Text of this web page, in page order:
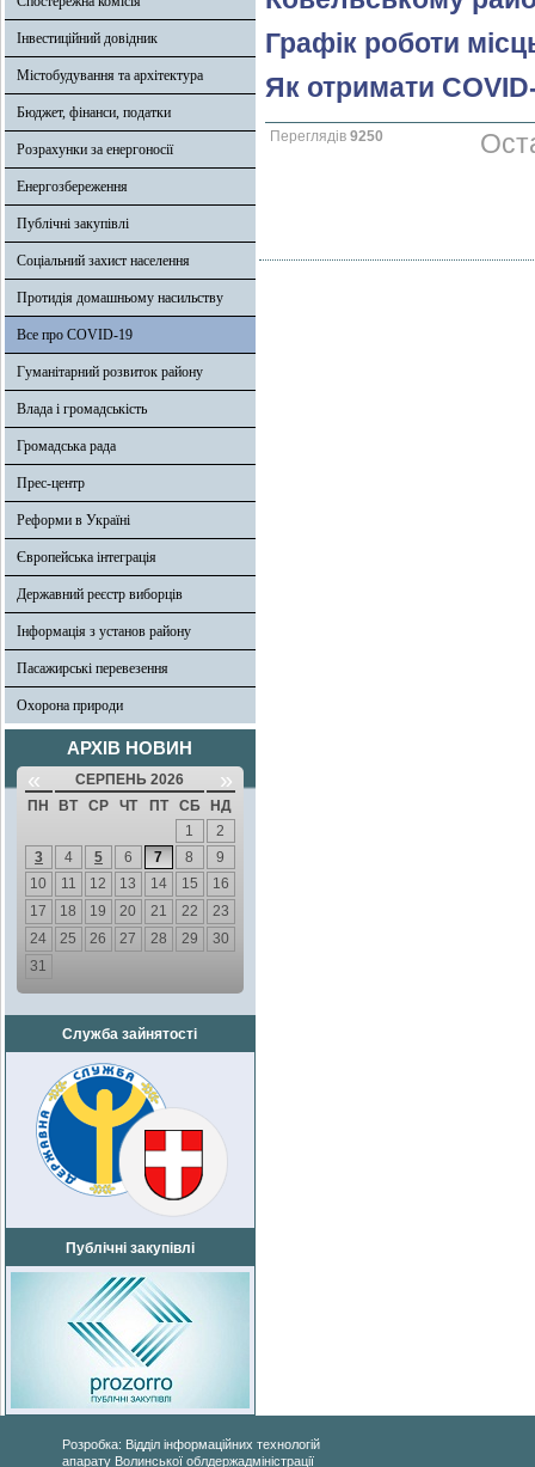
Інвестиційний довідник
Містобудування та архітектура
Бюджет, фінанси, податки
Розрахунки за енергоносії
Енергозбереження
Публічні закупівлі
Соціальний захист населення
Протидія домашньому насильству
Все про COVID-19
Гуманітарний розвиток району
Влада і громадськість
Громадська рада
Прес-центр
Реформи в Україні
Європейська інтеграція
Державний реєстр виборців
Інформація з установ району
Пасажирські перевезення
Охорона природи
АРХІВ НОВИН
« СЕРПЕНЬ 2026 »
ПН ВТ СР ЧТ ПТ СБ
НД
1
2
3
4 5 6 7 8
9
10
11 12 13 14 15
16
17
18 19 20 21 22
23
24
25 26 27 28 29
30
31
Служба зайнятості
Публічні закупівлі
Графік роботи
Як отримати
Переглядів 9250
Розробка: Відділ інформаційних технологій
апарату Волинської облдержадміністрації